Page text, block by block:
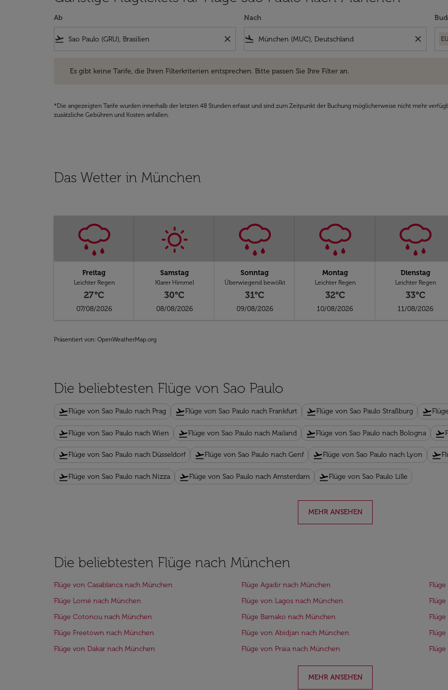
Ab
flight_takeoff close
Nach
flight_land close
Es gibt keine Tarife, die Ihren Filterkriterien entsprechen. Bitte passen Sie Ihre Filter an.
*Die angezeigten Tarife wurden innerhalb der letzten 48 Stunden erfasst und sind zum Zeitpunkt der Buchung möglicherweise nicht mehr
zusätzliche Gebühren und Kosten anfallen.
Das Wetter in München
Freitag
Leichter Regen
27°C
07/08/2026
Samstag
Klarer Himmel
30°C
08/08/2026
Sonntag
Überwiegend bewölkt
31°C
09/08/2026
Montag
Leichter Regen
32°C
10/08/2026
Dienstag
Leichter Regen
33°C
11/08/2026
Präsentiert von: OpenWeatherMap.org
Die beliebtesten Flüge von Sao Paulo
flight_takeoffFlüge von Sao Paulo nach Prag flight_takeoffFlüge von Sao Paulo nach Frankfurt flight_takeoffFlüge von Sao Paulo Straßburg flight_takeoff
flight_takeoffFlüge von Sao Paulo nach Wien flight_takeoffFlüge von Sao Paulo nach Mailand flight_takeoffFlüge von Sao Paulo nach Bologna flight_takeoff
flight_takeoffFlüge von Sao Paulo nach Düsseldorf flight_takeoffFlüge von Sao Paulo nach Genf flight_takeoffFlüge von Sao Paulo nach Lyon flight_takeoff
flight_takeoffFlüge von Sao Paulo nach Nizza flight_takeoffFlüge von Sao Paulo nach Amsterdam flight_takeoffFlüge von Sao Paulo Lille
MEHR ANSEHEN
Die beliebtesten Flüge nach München
Flüge von Casablanca nach München Flüge Agadir nach München
Flüge Lomé nach München
Flüge von Lagos nach München
Flüge Cotonou nach München
Flüge Bamako nach München
Flüge Freetown nach München
Flüge von Abidjan nach München
Flüge von Dakar nach München
Flüge von Praia nach München
MEHR ANSEHEN